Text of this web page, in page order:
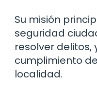
Su misión
seguridad
resolver delitos,
cumplimiento
localidad.